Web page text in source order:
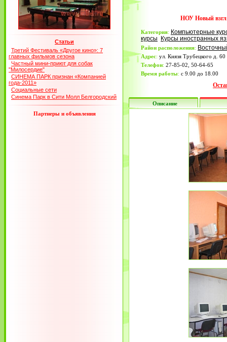
Статьи
Третий Фестиваль «Другое кино»: 7
главных фильмов сезона
Частный мини-приют для собак
"Милосердие"
СИНЕМА ПАРК признан «Компанией
года-2011»
Социальные сети
Синема Парк в Сити Молл Белгородский
Партнеры и объявления
НОУ Новый
Категория: Компьютерные
курсы
Курсы иностранных
Район расположения:
Адрес: ул. Князя Трубецкого д. 60
Телефон: 27-85-02, 50-64-65
Время работы: с 9.00 до 18.00
Описание